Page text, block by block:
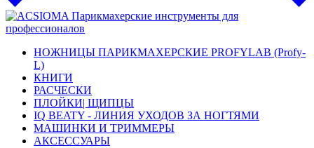
НОЖНИЦЫ ПАРИКМАХЕРСКИЕ PROFYLAB (Profy-
L)
КНИГИ
РАСЧЕСКИ
ПЛОЙКИ| ЩИПЦЫ
IQ BEATY - ЛИНИЯ УХОДОВ ЗА НОГТЯМИ
МАШИНКИ И ТРИММЕРЫ
АКСЕССУАРЫ